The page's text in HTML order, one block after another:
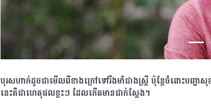
បុរសហាក់ដូចជាមើលពីខាងក្រៅទៅរឹងមាំជាងស្រ្តី ប៉ុន្តែចំពោះបញ្ហា
នេះគឺជាហេតុផលខ្លះៗ ដែលកើតមានជាក់ស្តែង។